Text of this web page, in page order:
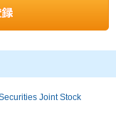
Joint Stock